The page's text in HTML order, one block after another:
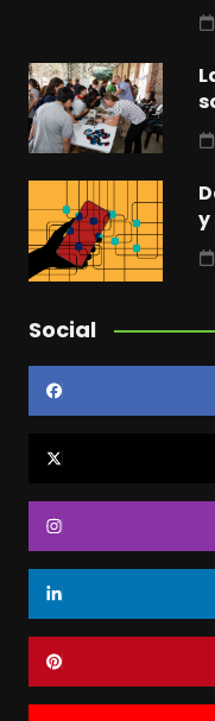
y
Social